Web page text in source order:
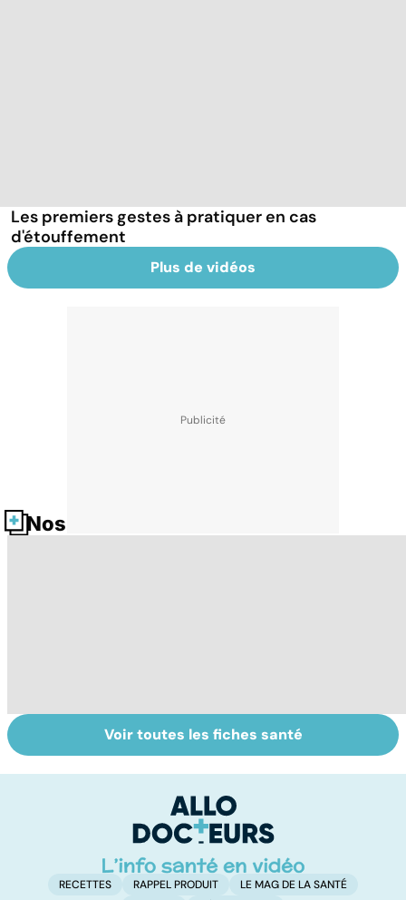
Les premiers gestes à pratiquer en cas
d'étouffement
Plus de vidéos
Nos fiches santé
Tout savoir sur
les infections
Inflammation des
amygdales : que
d'angine ?
Voir toutes les fiches santé
RECETTES RAPPEL PRODUIT
LE MAG DE LA SANTÉ